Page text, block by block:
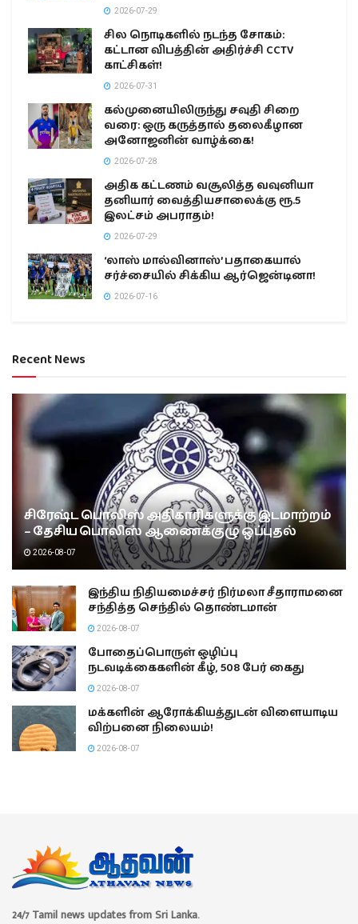
2026-07-29
சில நொடிகளில் நடந்த சோகம்:
கட்டான விபத்தின் அதிர்ச்சி CCTV
காட்சிகள்!
2026-07-31
கல்முனையிலிருந்து சவுதி சிறை
வரை: ஒரு கருத்தால் தலைகீழான
அனோஜனின் வாழ்க்கை!
2026-07-28
அதிக கட்டணம் வசூலித்த வவுனியா
தனியார் வைத்தியசாலைக்கு ரூ.5
இலட்சம் அபராதம்!
2026-07-29
‘லாஸ் மால்வினாஸ்’ பதாகையால்
சர்ச்சையில் சிக்கிய ஆர்ஜென்டினா!
2026-07-16
Recent News
சிரேஷ்ட பொலிஸ் அதிகாரிகளுக்கு இடமாற்றம்
– தேசிய பொலிஸ் ஆணைக்குழு ஒப்புதல்
2026-08-07
இந்திய நிதியமைச்சர் நிர்மலா சீதாராமனை
சந்தித்த செந்தில் தொண்டமான்
2026-08-07
போதைப்பொருள் ஒழிப்பு
நடவடிக்கைகளின் கீழ், 508 பேர் கைது
2026-08-07
மக்களின் ஆரோக்கியத்துடன் விளையாடிய
விற்பனை நிலையம்!
2026-08-07
24/7 Tamil news updates from Sri Lanka.